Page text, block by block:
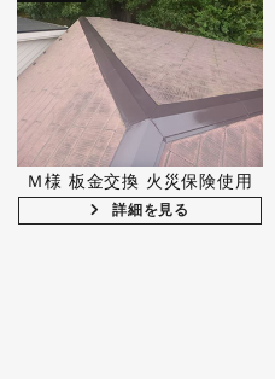
Ｍ様 板金交換 火災保険使用
詳細を見る